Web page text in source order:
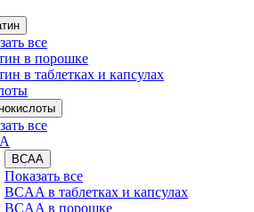
все
в порошке
в таблетках и капсулах
все
BCAA
Показать все
BCAA в таблетках и капсулах
BCAA в порошке